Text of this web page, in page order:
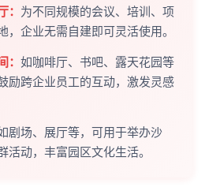
为不同规模的会议、培训、项
，企业无需自建即可灵活使用。
如咖啡厅、书吧、露天花园等
励跨企业员工的互动，激发灵感
剧场、展厅等，可用于举办沙
活动，丰富园区文化生活。